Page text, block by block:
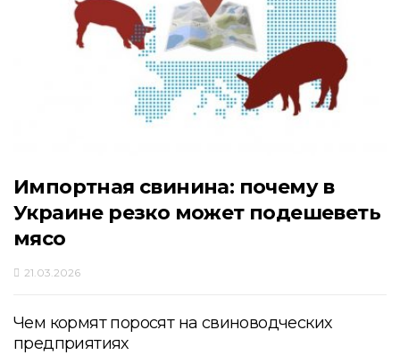
Импортная свинина: почему в
Украине резко может подешеветь
мясо
21.03.2026
Чем кормят поросят на свиноводческих
предприятиях